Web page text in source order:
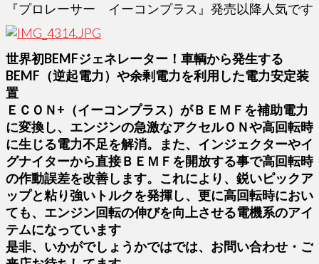
『プロレーサー イーコンプラス』発売以降人気です
世界初BEMFジェネレーター！車輌から発生する
BEMF（逆起電力）や余剰電力を利用した電力安定装
置
ＥＣＯＮ+（イーコンプラス）がＢＥＭＦを補助電力
に変換し、エンジンの急激なアクセルＯＮや高回転時
に生じる電力不足を解消。また、インジェクターやイ
グナイターから直接ＢＥＭＦを開放する事で高回転時
の作動誤差を改善します。これにより、鋭いピックア
ップと粘り強いトルクを発揮し、更に高回転時におい
ても、エンジン回転の伸びを向上させる電機系のアイ
テムになっています
是非、いかがでしょうかではでは、お問い合わせ・ご